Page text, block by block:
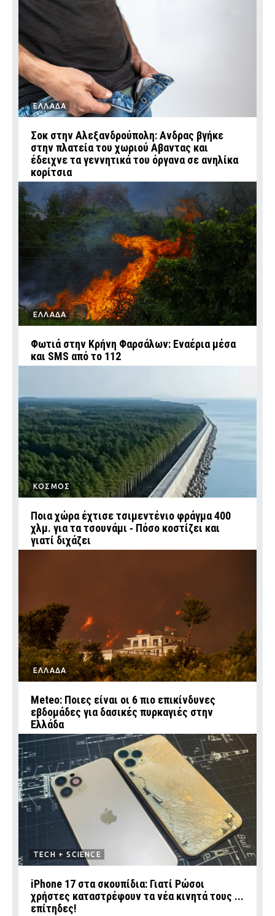
ΕΛΛΑΔΑ
Σοκ στην Αλεξανδρούπολη: Ανδρας βγήκε
στην πλατεία του χωριού Αβαντας και
έδειχνε τα γεννητικά του όργανα σε ανηλίκα
κορίτσια
ΕΛΛΑΔΑ
Φωτιά στην Κρήνη Φαρσάλων: Εναέρια μέσα
και SMS από το 112
ΚΟΣΜΟΣ
Ποια χώρα έχτισε τσιμεντένιο φράγμα 400
χλμ. για τα τσουνάμι ‑ Πόσο κοστίζει και
γιατί διχάζει
ΕΛΛΑΔΑ
Meteo: Ποιες είναι οι 6 πιο επικίνδυνες
εβδομάδες για δασικές πυρκαγιές στην
Ελλάδα
TECH + SCIENCE
iPhone 17 στα σκουπίδια: Γιατί Ρώσοι
χρήστες καταστρέφουν τα νέα κινητά τους ...
επίτηδες!